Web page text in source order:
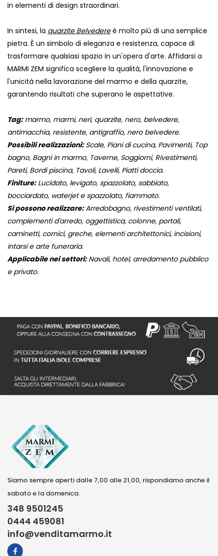
in elementi di design straordinari.
In sintesi, la quarzite Belvedereè molto più di una semplice
pietra. È un simbolo di eleganza e resistenza, capace di
trasformare qualsiasi spazio in un'opera d'arte. Affidarsi a
MARMI ZEM significa scegliere la qualità, l'innovazione e
l'unicità nella lavorazione del marmo e della quarzite,
garantendo risultati che superano le aspettative.
Tag:marmo, marmi, neri, quarzite, nero, belvedere,
antimacchia, resistente, antigraffio, nero belvedere.
Possibili realizzazioni:Scale, Piani di cucina, Pavimenti, Top
bagno, Bagni in marmo, Taverne, Soggiorni, Rivestimenti,
Pareti, Bordi piscina, Tavoli, Lavelli, Piatti doccia.
Finiture:Lucidato, levigato, spazzolato, sabbiato,
bocciardato, waterjet e spazzolato, fiammato.
Si possono realizzare:Arredobagno, rivestimenti ventilati,
complementi d'arredo, oggettistica, colonne, portali,
caminetti, cornici, greche, elementi architettonici, incisioni,
intarsi e arte funeraria.
Applicabile nei settori:Navali, hotel, arredamento pubblico
e privato.
Siamo sempre aperti dalle 7,00 alle 21,00, rispondiamo anche il
sabato e la domenica.
348 9501245
0444 459081
info@venditamarmo.it